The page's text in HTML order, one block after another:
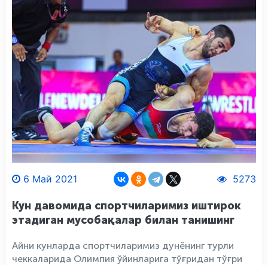
6 Май 2021 5273
Кун давомида спортчиларимиз иштирок
этадиган мусобақалар билан танишинг
Айни кунларда спортчиларимиз дунёнинг турли
чеккаларида Олимпия ўйинларига тўғридан тўғри